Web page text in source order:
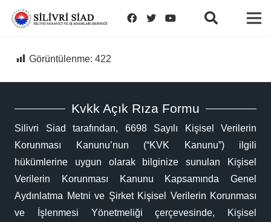
Görüntülenme: 422
Kvkk Açık Rıza Formu
Silivri Siad tarafından, 6698 Sayılı Kişisel Verilerin
Korunması Kanunu’nun (“KVK Kanunu”) ilgili
hükümlerine uygun olarak bilginize sunulan Kişisel
Verilerin Korunması Kanunu Kapsamında Genel
Aydınlatma Metni ve Şirket Kişisel Verilerin Korunması
ve İşlenmesi Yönetmeliği çerçevesinde, Kişisel